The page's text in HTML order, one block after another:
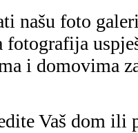
našu foto
fotografija
i domovima
Vaš dom ili